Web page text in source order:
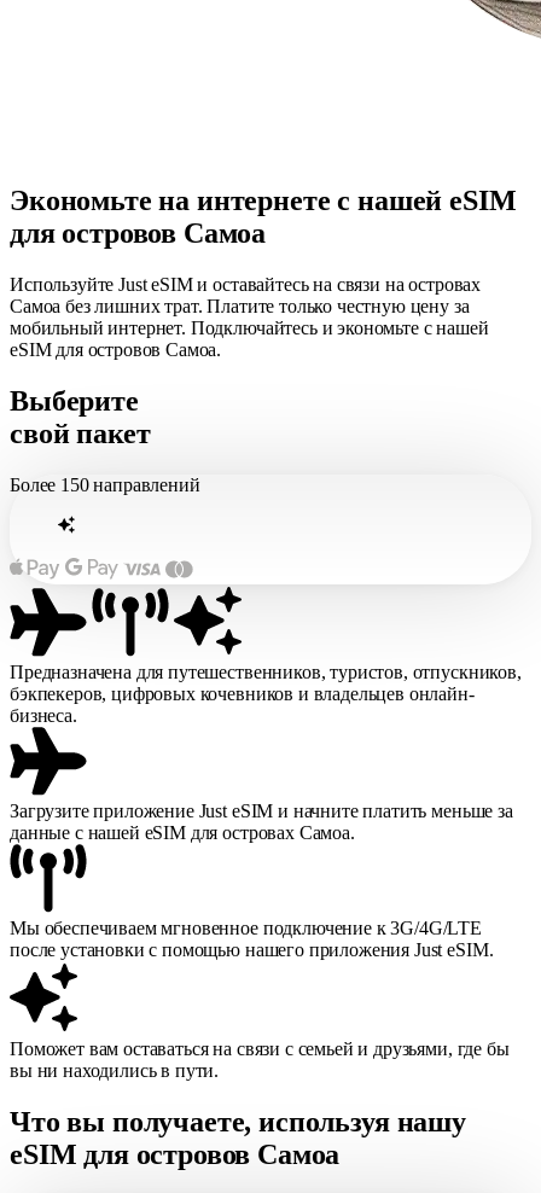
Экономьте на интернете с нашей eSIM
для островов Самоа
Используйте Just eSIM и оставайтесь на связи на островах
Самоа без лишних трат. Платите только честную цену за
мобильный интернет. Подключайтесь и экономьте с нашей
eSIM для островов Самоа.
Выберите
свой пакет
Более 150 направлений
Предназначена для путешественников, туристов, отпускников,
бэкпекеров, цифровых кочевников и владельцев онлайн-
бизнеса.
Загрузите приложение Just eSIM и начните платить меньше за
данные с нашей eSIM для островах Самоа.
Мы обеспечиваем мгновенное подключение к 3G/4G/LTE
после установки с помощью нашего приложения Just eSIM.
Поможет вам оставаться на связи с семьей и друзьями, где бы
вы ни находились в пути.
Что вы получаете, используя нашу
eSIM для островов Самоа